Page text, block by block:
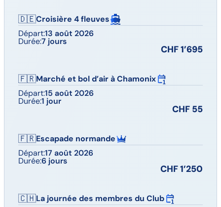
🇩🇪Croisière 4 fleuves
Départ:13 août 2026
Durée:7 jours
CHF 1’695
🇫🇷Marché et bol d’air à Chamonix
Départ:15 août 2026
Durée:1 jour
CHF 55
🇫🇷Escapade normande
Départ:17 août 2026
Durée:6 jours
CHF 1’250
🇨🇭La journée des membres du Club